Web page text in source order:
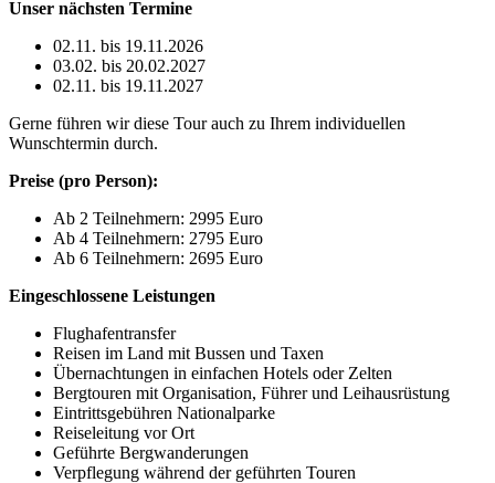
Unser nächsten Termine
02.11. bis 19.11.2026
03.02. bis 20.02.2027
02.11. bis 19.11.2027
Gerne führen wir diese Tour auch zu Ihrem individuellen
Wunschtermin durch.
Preise (pro Person):
Ab 2 Teilnehmern: 2995 Euro
Ab 4 Teilnehmern: 2795 Euro
Ab 6 Teilnehmern: 2695 Euro
Eingeschlossene Leistungen
Flughafentransfer
Reisen im Land mit Bussen und Taxen
Übernachtungen in einfachen Hotels oder Zelten
Bergtouren mit Organisation, Führer und Leihausrüstung
Eintrittsgebühren Nationalparke
Reiseleitung vor Ort
Geführte Bergwanderungen
Verpflegung während der geführten Touren